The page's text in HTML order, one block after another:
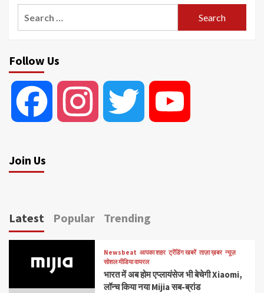
Follow Us
Facebook Instagram Twitter
Join Us
Latest Popular Trending
Newsbeat आपका शहर ट्रेंडिंग खबरें ताज़ा ख़बर न्यूज़
सोशल मीडिया वायरल
भारत में अब होम एप्लायंसेज भी बेचेगी Xiaomi,
लॉन्च किया नया Mijia सब-ब्रांड